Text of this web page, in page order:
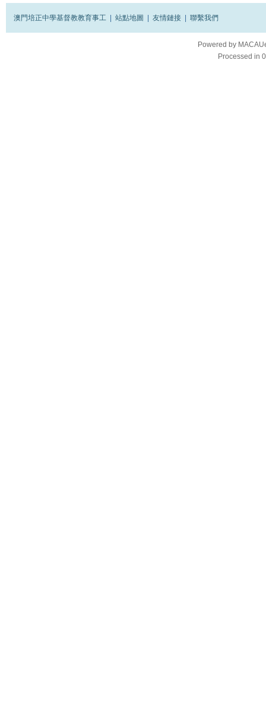
澳門培正中學基督教教育事工 | 站點地圖 | 友情鏈接 | 聯繫我們
Powered by
Processed in